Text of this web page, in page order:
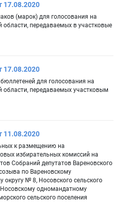
(марок) для голосования на
области, передаваемых в участковые
для голосования на
области, передаваемых участковым
к размещению на
избирательных комиссий на
Собраний депутатов Вареновского
по Вареновскому
№ 8, Носовского сельского
Носовскому одномандатному
сельского поселения